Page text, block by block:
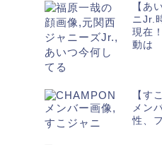
【あ
ニJr.
現在
動は
【す
メン
性、